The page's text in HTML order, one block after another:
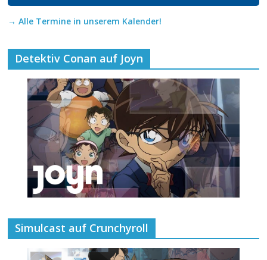
→ Alle Termine in unserem Kalender!
Detektiv Conan auf Joyn
Simulcast auf Crunchyroll